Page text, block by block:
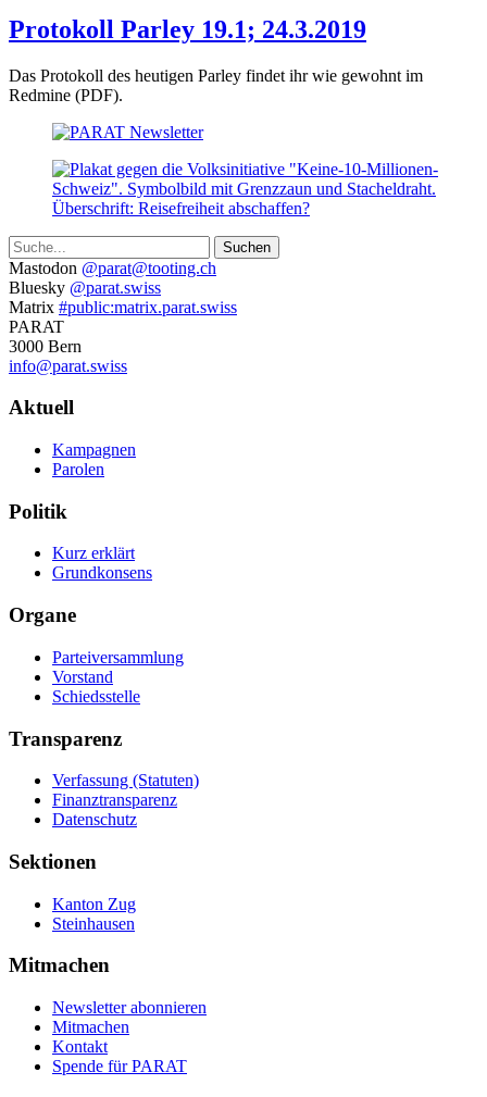
Protokoll Parley 19.1; 24.3.2019(24.
2019)
Das Protokoll des heutigen Parley findet ihr wie gewohnt im
Redmine (PDF).
Suche
Weitere
Informationen
Mastodon @parat@tooting.ch
Bluesky @parat.swiss
Matrix #public:matrix.parat.swiss
PARAT
3000 Bern
info@parat.swiss
Navigation
Aktuell
Kampagnen
Parolen
Politik
Kurz erklärt
Grundkonsens
Organe
Parteiversammlung
Vorstand
Schiedsstelle
Transparenz
Verfassung (Statuten)
Finanztransparenz
Datenschutz
Sektionen
Kanton Zug
Steinhausen
Mitmachen
Newsletter abonnieren
Mitmachen
Kontakt
Spende für PARAT